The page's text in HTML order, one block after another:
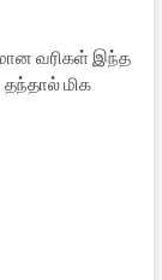
வரிகள் இந்த
தந்தால் மிக